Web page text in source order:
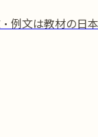
例文は教材の日